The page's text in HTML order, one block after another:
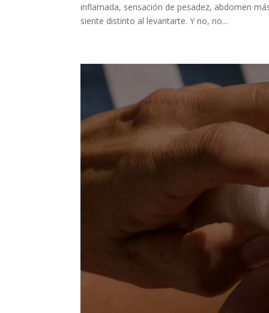
inflamada, sensación de pesadez, abdomen
siente distinto al levantarte. Y no, no...